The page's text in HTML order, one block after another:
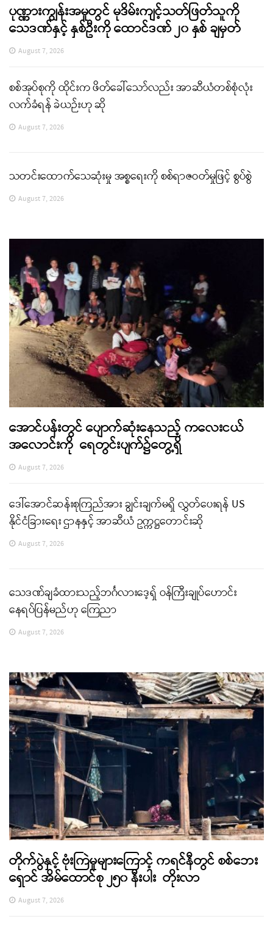
ပုဏ္ဏားကျွန်းအမှုတွင် မုဒိမ်းကျင့်သတ်ဖြတ်သူကို
သေဒဏ်နှင့် နှစ်ဦးကို ထောင်ဒဏ် ၂၀ နှစ် ချမှတ်
August 7, 2026
စစ်အုပ်စုကို ထိုင်းက ဖိတ်ခေါ်သော်လည်း အာဆီယံတစ်စုံလုံး
လက်ခံရန် ခဲယဉ်းဟု ဆို
August 7, 2026
သတင်းထောက်သေဆုံးမှု အစ္စရေးကို စစ်ရာဇဝတ်မှုဖြင့် စွပ်စွဲ
August 7, 2026
အောင်ပန်းတွင် ပျောက်ဆုံးနေသည့် ကလေးငယ်
အလောင်းကို ရေတွင်းပျက်၌တွေ့ရှိ
August 7, 2026
ဒေါ်အောင်ဆန်းစုကြည်အား ချွင်းချက်မရှိ လွှတ်ပေးရန် US
နိုင်ငံခြားရေး ဌာနနှင့် အာဆီယံ ဥက္ကဋ္ဌတောင်းဆို
August 7, 2026
သေဒဏ်ချခံထားသည့်ဘင်္ဂလားဒေ့ရှ် ဝန်ကြီးချုပ်ဟောင်း
နေရပ်ပြန်မည်ဟု ကြေညာ
August 7, 2026
တိုက်ပွဲနှင့် ဗုံးကြဲမှုများကြောင့် ကရင်နီတွင် စစ်ဘေး
ရှောင် အိမ်ထောင်စု ၂၅၀ နီးပါး တိုးလာ
August 7, 2026